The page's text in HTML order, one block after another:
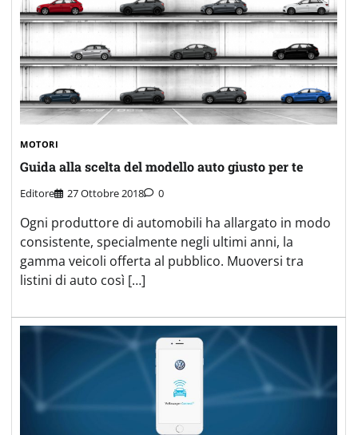
MOTORI
Guida alla scelta del modello auto giusto per te
Editore 27 Ottobre 2018 0
Ogni produttore di automobili ha allargato in modo
consistente, specialmente negli ultimi anni, la
gamma veicoli offerta al pubblico. Muoversi tra
listini di auto così […]